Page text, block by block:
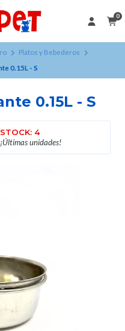
0
Platos y Bebederos
0.15L - S
0.15L - S
STOCK: 4
¡Últimas unidades!